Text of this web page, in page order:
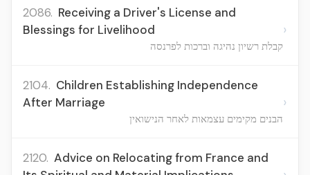
2086. Receiving a Driver's License and
Blessings for Livelihood
קבלת רשיון נהיגה וברכות לפרנסה
›
2104. Children Establishing Independence
After Marriage
הבנים מקימים עצמאות לאחר הנישואין
›
2120. Advice on Relocating from France and